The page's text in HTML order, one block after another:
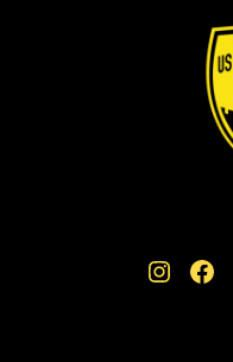
Instagram Facebook